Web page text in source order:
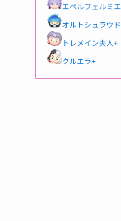
エペルフェルミエ
オルトシュラウド
トレメイン夫人+
クルエラ+